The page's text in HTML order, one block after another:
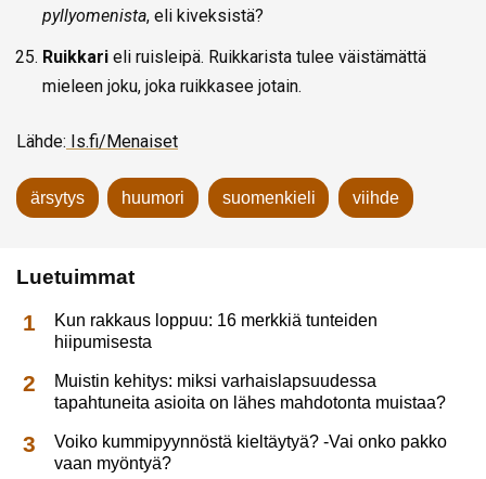
pyllyomenista, eli kiveksistä?
Ruikkari eli ruisleipä. Ruikkarista tulee väistämättä
mieleen joku, joka ruikkasee jotain.
Lähde: Is.fi/Menaiset
ärsytys huumori suomenkieli viihde
Luetuimmat
Kun rakkaus loppuu: 16 merkkiä tunteiden
hiipumisesta
Muistin kehitys: miksi varhaislapsuudessa
tapahtuneita asioita on lähes mahdotonta muistaa?
Voiko kummipyynnöstä kieltäytyä? -Vai onko pakko
vaan myöntyä?